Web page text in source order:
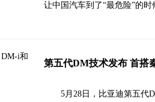
让中国汽车到了“最危险”的
第五代DM技术发布 首搭
5月28日，比亚迪第五代